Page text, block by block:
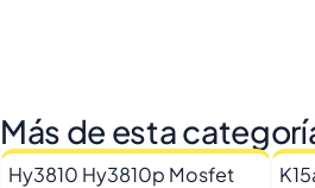
Más de esta
Hy3810 Hy3810p Mosfet